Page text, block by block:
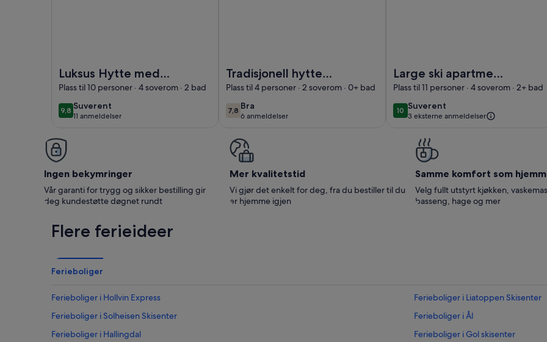
Luksus Hytte med
panoramautsikt på
Golfbane.
Plass til 10 personer · 4 soverom · 2 bad
9,89,8 av 10
Suverent
suverent
11 anmeldelser
(11
Tradisjonell hytte
med nydelig
beliggenhet.
Plass til 4 personer · 2 soverom · 0+ bad
7,87,8 av 10
Bra
bra
6 anmeldelser
(6
Large ski apartment
in Skardsnuten,
Ski/Inn-Ski/Out
Plass til 11 personer · 4 soverom · 2+ bad
1010 av 10
Suverent
suverent
3 eksterne anmeldelser
Ingen bekymringer
Vår garanti for trygg og sikker bestilling gir
deg kundestøtte døgnet rundt
Mer kvalitetstid
Vi gjør det enkelt for deg, fra du bestiller til du
er hjemme igjen
Samme komfort som
Velg fullt utstyrt kjøkken,
basseng, hage og mer
Flere ferieideer
Ferieboliger
Ferieboliger i Hollvin Express
Ferieboliger i Liatoppen Skisenter
Ferieboliger i Solheisen Skisenter
Ferieboliger i Ål
Ferieboliger i Hallingdal
Ferieboliger i Gol skisenter